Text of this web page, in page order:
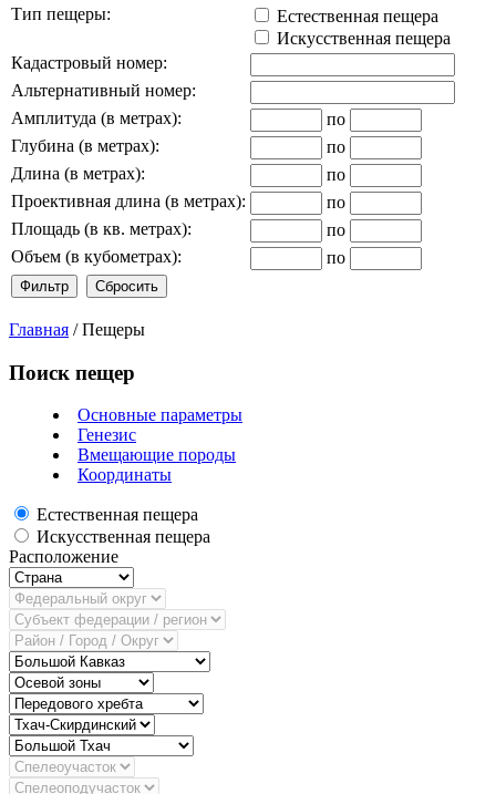
Тип пещеры:
Естественная пещера
Искусственная пещера
Кадастровый номер:
Альтернативный номер:
Амплитуда (в метрах):
по
Глубина (в метрах):
по
Длина (в метрах):
по
Проективная длина (в метрах):
по
Площадь (в кв. метрах):
по
Объем (в кубометрах):
по
Главная / Пещеры
Поиск пещер
Основные параметры
Генезис
Вмещающие породы
Координаты
Естественная пещера
Искусственная пещера
Расположение